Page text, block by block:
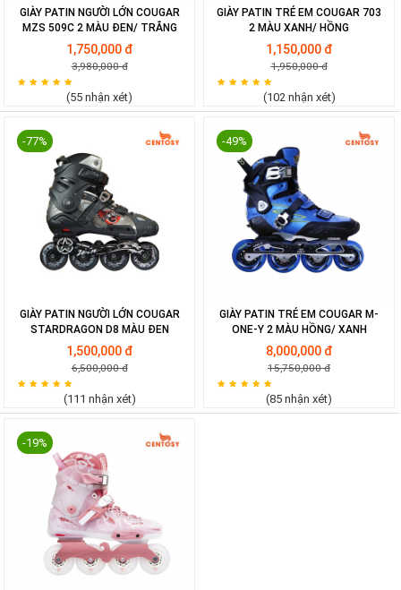
GIÀY PATIN NGƯỜI LỚN COUGAR
MZS 509C 2 MÀU ĐEN/ TRẮNG
1,750,000 đ
3,980,000 đ
(55 nhận xét)
GIÀY PATIN TRẺ EM COUGAR 703
2 MÀU XANH/ HỒNG
1,150,000 đ
1,950,000 đ
(102 nhận xét)
-77%
GIÀY PATIN NGƯỜI LỚN COUGAR
STARDRAGON D8 MÀU ĐEN
1,500,000 đ
6,500,000 đ
(111 nhận xét)
-49%
GIÀY PATIN TRẺ EM COUGAR M-
ONE-Y 2 MÀU HỒNG/ XANH
8,000,000 đ
15,750,000 đ
(85 nhận xét)
-19%